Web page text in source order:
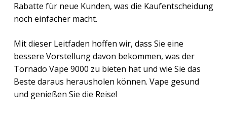
Rabatte für neue Kunden, was die Kaufentscheidung
noch einfacher macht.
Mit dieser Leitfaden hoffen wir, dass Sie eine
bessere Vorstellung davon bekommen, was der
Tornado Vape 9000 zu bieten hat und wie Sie das
Beste daraus herausholen können. Vape gesund
und genießen Sie die Reise!